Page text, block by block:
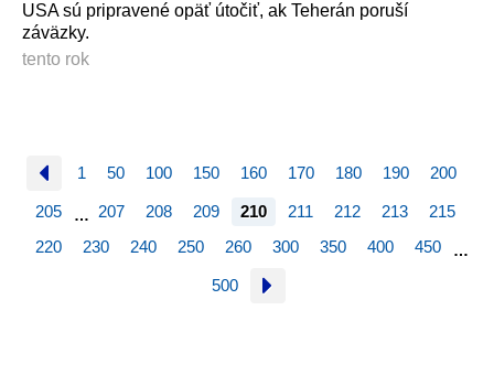
USA sú pripravené opäť útočiť, ak Teherán poruší
záväzky.
tento rok
1 50 100 150 160 170 180 190 200
205 … 207 208 209 210 211 212 213
215
220
230 240 250 260 300 350 400 450 …
500